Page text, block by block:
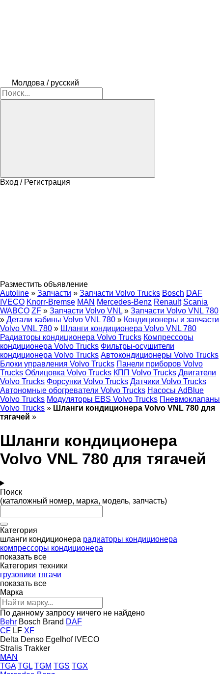
Молдова / русский
Вход / Регистрация
Разместить объявление
Autoline » Запчасти » Запчасти Volvo Trucks Bosch DAF
IVECO Knorr-Bremse MAN Mercedes-Benz Renault Scania
WABCO ZF » Запчасти Volvo VNL » Запчасти Volvo VNL 780
» Детали кабины Volvo VNL 780 » Кондиционеры и запчасти
Volvo VNL 780 » Шланги кондиционера Volvo VNL 780
Радиаторы кондиционера Volvo Trucks Компрессоры
кондиционера Volvo Trucks Фильтры-осушители
кондиционера Volvo Trucks Автокондиционеры Volvo Trucks
Блоки управления Volvo Trucks Панели приборов Volvo
Trucks Облицовка Volvo Trucks КПП Volvo Trucks Двигатели
Volvo Trucks Форсунки Volvo Trucks Датчики Volvo Trucks
Автономные обогреватели Volvo Trucks Насосы AdBlue
Volvo Trucks Модуляторы EBS Volvo Trucks Пневмоклапаны
Volvo Trucks » Шланги кондиционера Volvo VNL 780 для
тягачей »
Шланги кондиционера
Volvo VNL 780 для тягачей
Поиск
(каталожный номер, марка, модель, запчасть)
Категория
шланги кондиционера радиаторы кондиционера
компрессоры кондиционера
показать все
Категория техники
грузовики тягачи
показать все
Марка
По данному запросу ничего не найдено
Behr Bosch Brand DAF
CF LF XF
Delta Denso Egelhof IVECO
Stralis Trakker
MAN
TGA TGL TGM TGS TGX